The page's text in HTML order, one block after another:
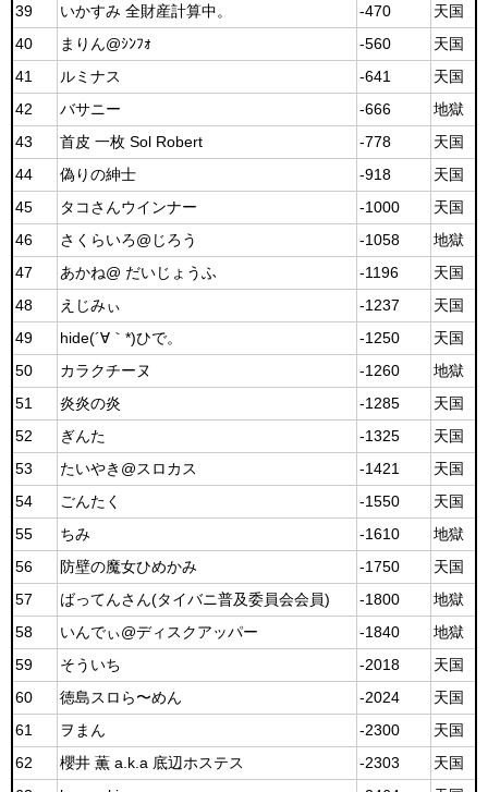
39
いかすみ 全財産計算中。 -470
天国
40
まりん@ｼﾝﾌｫ -560
天国
41
ルミナス -641
天国
42
バサニー -666
地獄
43
首皮 一枚 Sol Robert -778
天国
44
偽りの紳士 -918
天国
45
タコさんウインナー -1000
天国
46
さくらいろ@じろう -1058
地獄
47
あかね@ だいじょうふ -1196
天国
48
えじみぃ -1237
天国
49
hide(´∀｀*)ひで。 -1250
天国
50
カラクチーヌ -1260
地獄
51
炎炎の炎 -1285
天国
52
ぎんた -1325
天国
53
たいやき@スロカス -1421
天国
54
ごんたく -1550
天国
55
ちみ -1610
地獄
56
防壁の魔女ひめかみ -1750
天国
57
ばってんさん(タイバニ普及委員会会員) -1800
地獄
58
いんでぃ@ディスクアッパー -1840
地獄
59
そういち -2018
天国
60
徳島スロら〜めん -2024
天国
61
ヲまん -2300
天国
62
櫻井 薫 a.k.a 底辺ホステス -2303
天国